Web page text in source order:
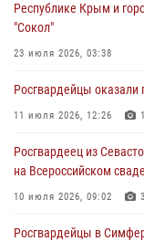
Росгвардейцы
охраняемом объекте
29 июля 2026, 12:34
Росгвардейцы Крыма и
28 июля 2026, 14:18
В Симферополе
в краже из
24 июля 2026, 12:21
Республике Крым и
"Сокол"
23 июля 2026, 03:38
Росгвардейцы
11 июля 2026, 12:26 1
Росгвардеец из
на Всероссийском
10 июля 2026, 09:02 3
Росгвардейцы в